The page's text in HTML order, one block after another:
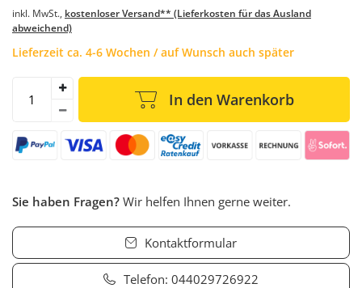
inkl. MwSt., kostenloser Versand** (Lieferkosten für das Ausland
abweichend)
Lieferzeit ca. 4-6 Wochen / auf Wunsch auch später
In den Warenkorb
Sie haben Fragen? Wir helfen Ihnen gerne weiter.
Kontaktformular
Telefon: 044029726922